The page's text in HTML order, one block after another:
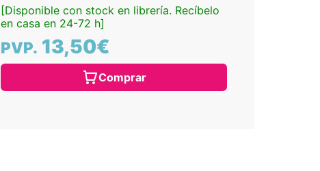
[Disponible con stock en librería. Recíbelo
en casa en 24-72 h]
PVP. 13,50€
Comprar